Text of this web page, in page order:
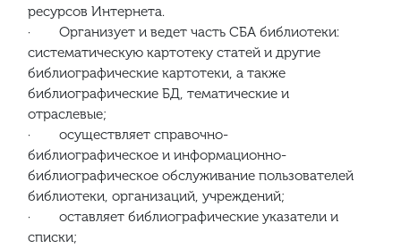
ресурсов Интернета.
· Организует и ведет часть СБА библиотеки:
систематическую картотеку статей и другие
библиографические картотеки, а также
библиографические БД, тематические и
отраслевые;
· осуществляет справочно-
библиографическое и информационно-
библиографическое обслуживание пользователей
библиотеки, организаций, учреждений;
· оставляет библиографические указатели и
списки;